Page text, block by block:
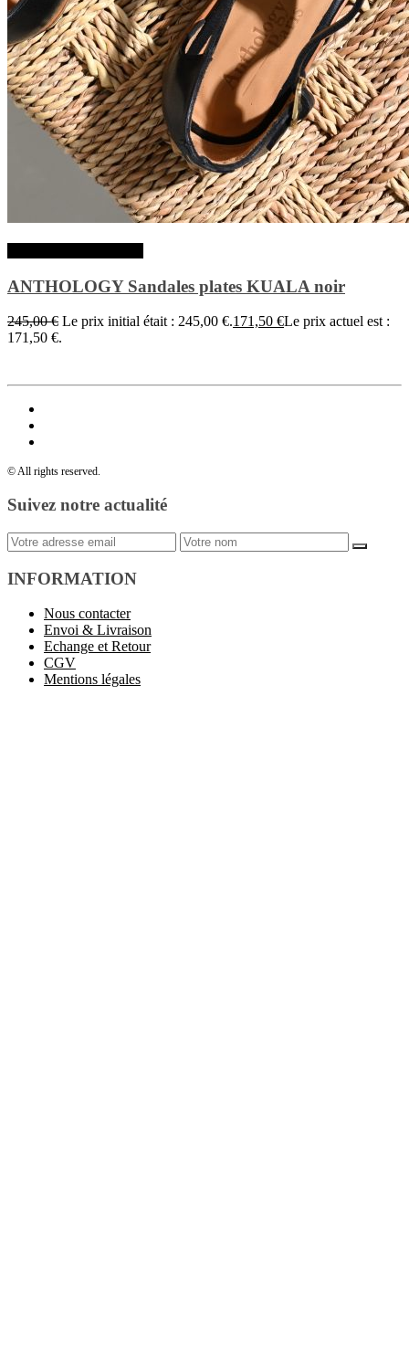
ANTHOLOGY Sandales plates KUALA noir
245,00€ Le prix initial était : 245,00 €.171,50 €Le prix actuel est :
171,50 €.
© All rights reserved.
Suivez notre actualité
INFORMATION
Nous contacter
Envoi & Livraison
Echange et Retour
CGV
Mentions légales